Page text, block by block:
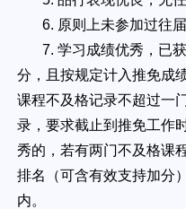
6. 原则上未参加过往届
7. 学习成绩优秀，已
分，且按规定计入推免成
课程不及格记录不超过一
录，要求截止到推免工作
秀的，若有两门不及格课
排名（可含有效支持加分
内。